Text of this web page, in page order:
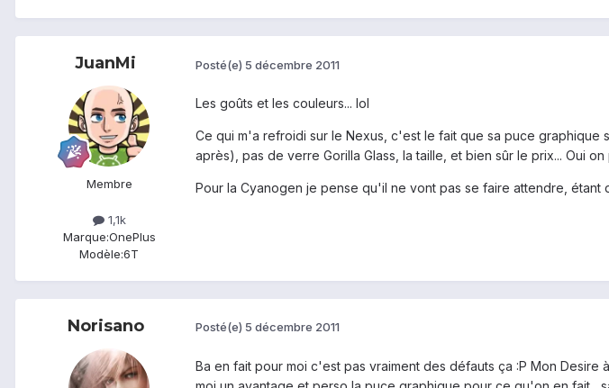
JuanMi
Membre
1,1k
Marque:OnePlus
Modèle:6T
Posté(e) 5 décembre 2011
Les goûts et les couleurs... lol
Ce qui m'a refroidi sur le Nexus, c'est le fait que sa puce graphique
après), pas de verre Gorilla Glass, la taille, et bien sûr le prix... Oui
Pour la Cyanogen je pense qu'il ne vont pas se faire attendre,
Norisano Posté(e) 5 décembre 2011
Ba en fait pour moi c'est pas vraiment des défauts ça :P Mon